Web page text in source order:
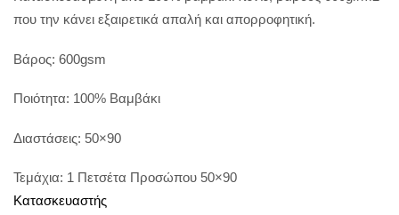
που την κάνει εξαιρετικά απαλή και απορροφητική.
Βάρος: 600gsm
Ποιότητα: 100% Βαμβάκι
Διαστάσεις: 50×90
Τεμάχια: 1 Πετσέτα Προσώπου 50×90
Κατασκευαστής